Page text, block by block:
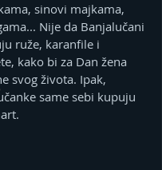
sinovi majkama,
Nije da Banjalučani
ruže, karanfile i
kako bi za Dan žena
svog života. Ipak,
same sebi kupuju